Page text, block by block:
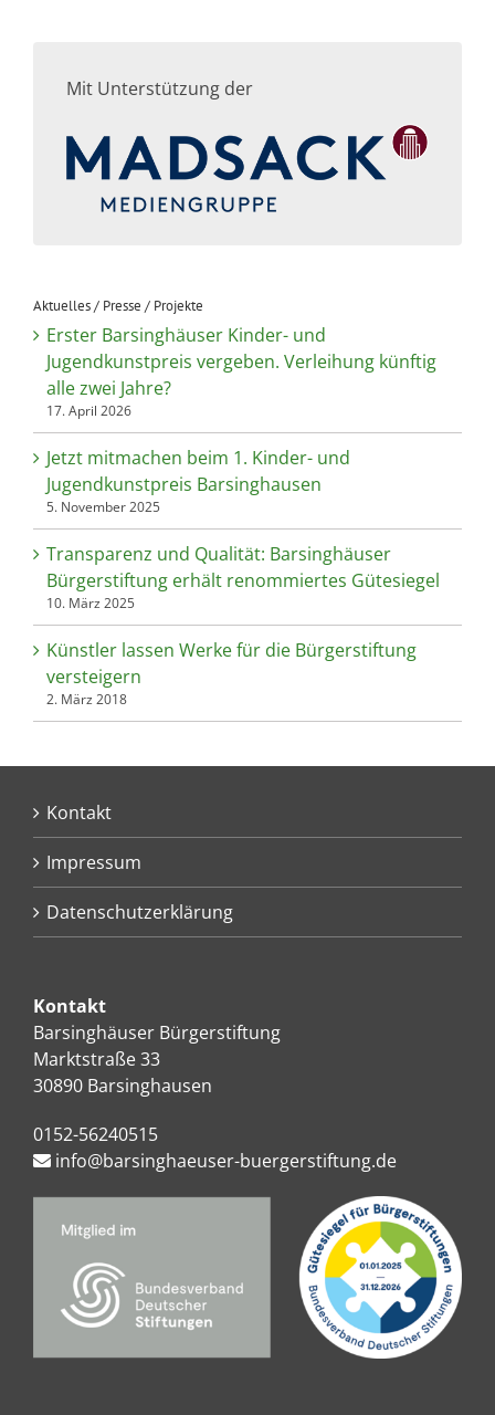
Mit Unterstützung der
Aktuelles / Presse / Projekte
Erster Barsinghäuser Kinder- und
Jugendkunstpreis vergeben. Verleihung künftig
alle zwei Jahre?
17. April 2026
Jetzt mitmachen beim 1. Kinder- und
Jugendkunstpreis Barsinghausen
5. November 2025
Transparenz und Qualität: Barsinghäuser
Bürgerstiftung erhält renommiertes Gütesiegel
10. März 2025
Künstler lassen Werke für die Bürgerstiftung
versteigern
2. März 2018
Kontakt
Impressum
Datenschutzerklärung
Kontakt
Barsinghäuser Bürgerstiftung
Marktstraße 33
30890 Barsinghausen
0152-56240515
info@barsinghaeuser-buergerstiftung.de